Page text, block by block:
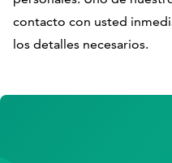
de
contacto con usted
los detalles necesarios.